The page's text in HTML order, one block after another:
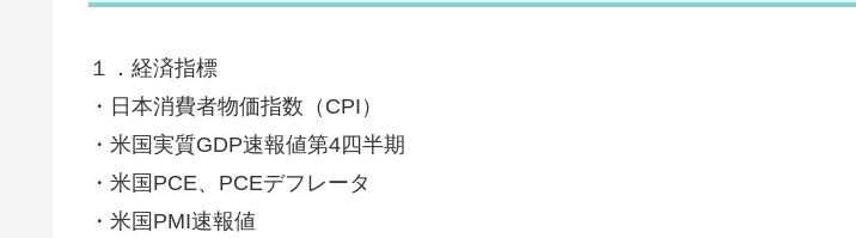
１．経済指標
・日本消費者物価指数（CPI）
・米国実質GDP速報値第4四半期
・米国PCE、PCEデフレータ
・米国PMI速報値